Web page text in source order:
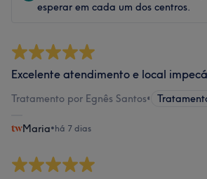
esperar em cada um dos centros.
Excelente atendimento e local
Tratamento por Egnês Santos•
Maria•há 7 dias